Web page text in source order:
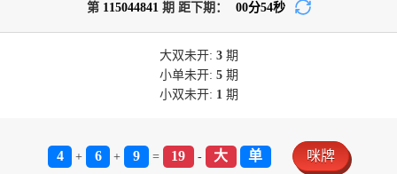
第 115044841 期 距下期： 00分54秒
大双未开: 3期
小单未开: 5期
小双未开: 1 期
4 + 6 + 9 = 19 - 大 单 咪牌